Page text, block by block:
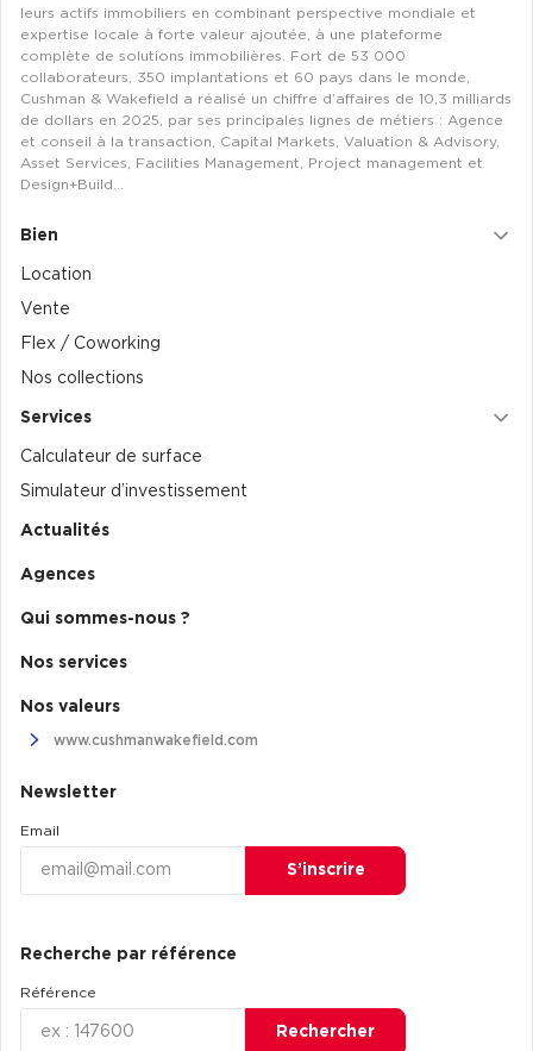
leurs actifs immobiliers en combinant perspective mondiale et
expertise locale à forte valeur ajoutée, à une plateforme
complète de solutions immobilières. Fort de 53 000
collaborateurs, 350 implantations et 60 pays dans le monde,
Cushman & Wakefield a réalisé un chiffre d’affaires de 10,3 milliards
de dollars en 2025, par ses principales lignes de métiers : Agence
et conseil à la transaction, Capital Markets, Valuation & Advisory,
Asset Services, Facilities Management, Project management et
Design+Build…
Bien
Location
Vente
Flex / Coworking
Nos collections
Services
Calculateur de surface
Simulateur d’investissement
Actualités
Agences
Qui sommes-nous ?
Nos services
Nos valeurs
www.cushmanwakefield.com
Newsletter
Email
S’inscrire
Recherche par référence
Référence
Rechercher